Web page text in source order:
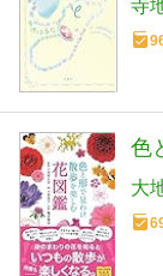
寺
色
大